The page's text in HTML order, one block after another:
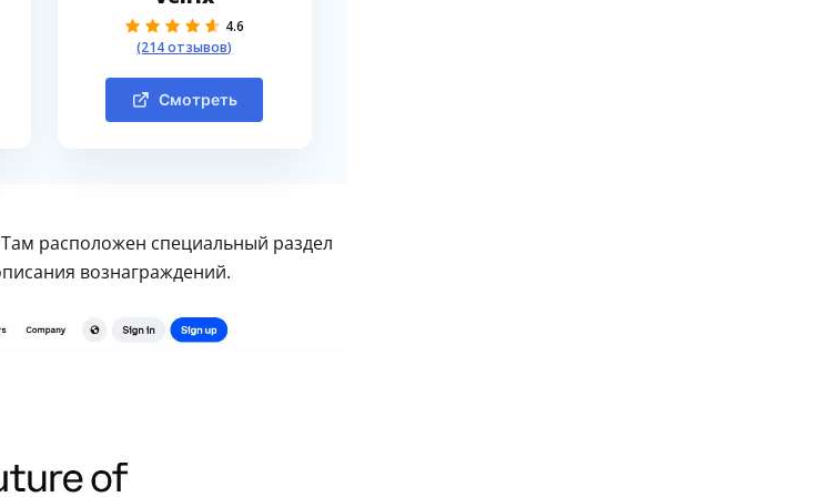
4.6
(214 отзывов)
Смотреть
расположен специальный раздел
вознаграждений.